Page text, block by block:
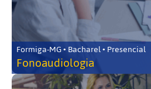
Formiga-MG • Bacharel • Presencial
Fonoaudiologia